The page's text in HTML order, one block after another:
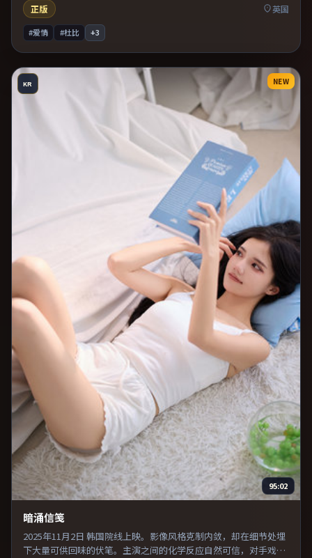
正版
英国
#爱情 #杜比 +3
KR NEW
95:02
暗涌信笺
2025年11月2日 韩国院线上映。影像风格克制内敛，却在细节处埋
下大量可供回味的伏笔。主演之间的化学反应自然可信，对手戏张